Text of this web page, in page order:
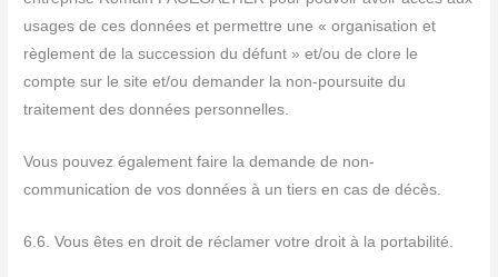
usages de ces données et permettre une « organisation et
règlement de la succession du défunt » et/ou de clore le
compte sur le site et/ou demander la non-poursuite du
traitement des données personnelles.
Vous pouvez également faire la demande de non-
communication de vos données à un tiers en cas de décès.
6.6. Vous êtes en droit de réclamer votre droit à la portabilité.